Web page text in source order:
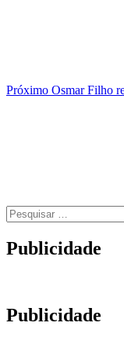
Próximo Osmar Filho
Publicidade
Publicidade